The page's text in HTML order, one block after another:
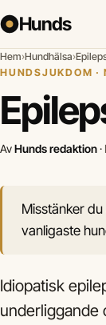
Hunds
Hem›Hundhälsa›
HUNDSJUKDOM ·
AvHunds redaktion·
Misstänker
vanligaste
Idiopatisk
underliggande